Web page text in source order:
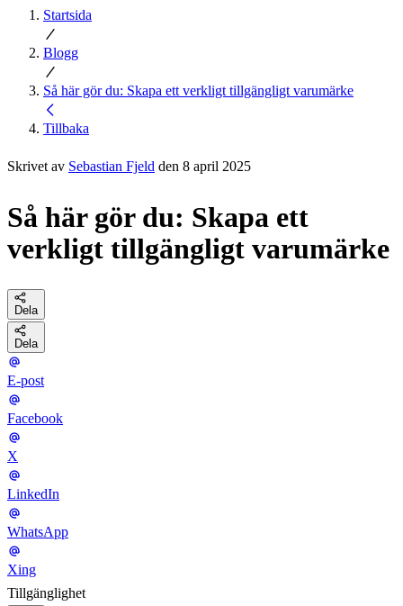
Startsida
Blogg
Så här gör du: Skapa ett verkligt tillgängligt varumärke
Tillbaka
Skrivet av Sebastian Fjeld den 8 april 2025
Så här gör du: Skapa ett
verkligt tillgängligt varumärke
Dela
Dela
E-post
Facebook
X
LinkedIn
WhatsApp
Xing
Tillgänglighet